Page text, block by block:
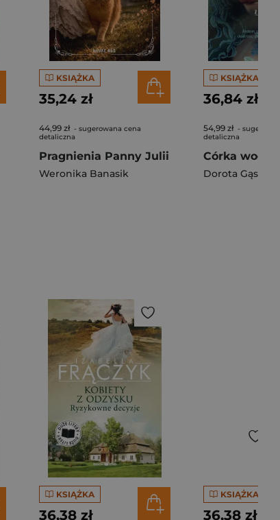
KSIĄŻKA
35,24 zł
44,99 zł - sugerowana cena
detaliczna
Pragnienia Panny Julii
Weronika Banasik
KSIĄŻKA
36,84 zł
54,99 zł -
detaliczna
Dorota
KSIĄŻKA
36,38 zł
KSIĄŻKA
36,38 zł